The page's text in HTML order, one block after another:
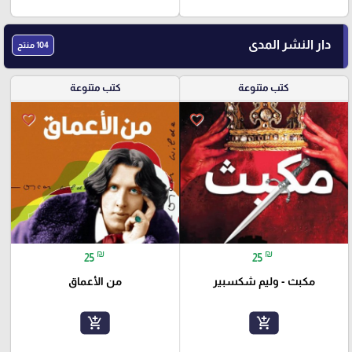
دار النشر المدى 104 منتج
كتب متنوعة
favorite_border
25 ₪
مكبث - وليم شكسبير
add_shopping_cart
كتب متنوعة
favorite_border
25 ₪
من الأعماق
add_shopping_cart